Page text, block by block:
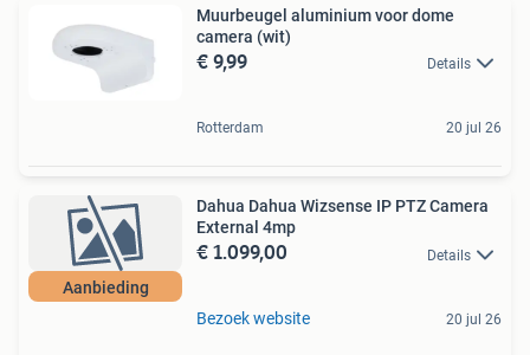
Muurbeugel aluminium voor dome
camera (wit)
€ 9,99 Details
Rotterdam 20 jul 26
Aanbieding
Dahua Dahua Wizsense IP PTZ Camera
External 4mp
€ 1.099,00 Details
Bezoek website 20 jul 26